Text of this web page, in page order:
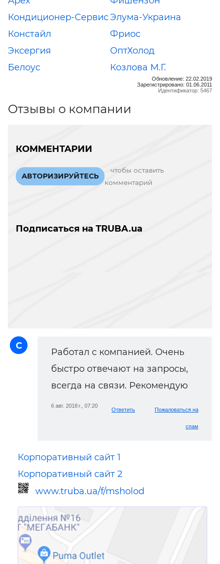
Кондиционер-СервисЭлума-Украина
Констайл
Фриос
Эксергия
ОптХолод
Белоус
Козлова М.Г.
Обновление: 22.02.2019
Зарегистрировано: 01.06.2011
Идентификатор: 5467
Отзывы о компании
КОММЕНТАРИИ
АВТОРИЗИРУЙТЕСЬ
чтобы оставить
комментарий
Подписаться на TRUBA.ua
С
Работал с компанией. Очень
быстро отвечают на запросы,
всегда на связи. Рекомендую
6 авг. 2018 г., 07:20
Ответить Пожаловаться на
спам
Корпоративный сайт 1
Корпоративный сайт 2
www.truba.ua/f/msholod